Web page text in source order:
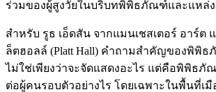
ร่วมของผู้สูงวัยในบริบทพิพิธภัณฑ์และแหล่ง
สำหรับ รูธ เอ็ดสัน จากแมนเชสเตอร์ อาร์ต
ล็ตฮอลล์ (Platt Hall) คำถามสำคัญของพิพิ
ไม่ใช่เพียงว่าจะจัดแสดงอะไร แต่คือพิพิธ
ต่อผู้คนรอบตัวอย่างไร โดยเฉพาะในพื้นที่เ